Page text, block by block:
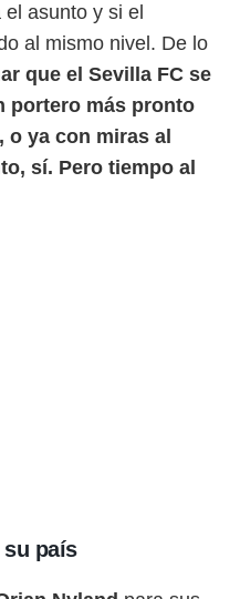
asunto y si el
al mismo nivel. De lo
que el Sevilla FC se
portero más pronto
o ya con miras al
sí. Pero tiempo al
país